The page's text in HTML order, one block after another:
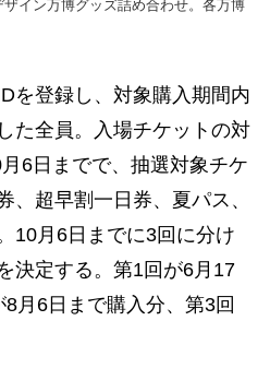
ザイン万博グッズ詰め合わせ。各万博
を登録し、対象購入期間内
た全員。入場チケットの対
6日までで、抽選対象チケ
、超早割一日券、夏パス、
10月6日までに3回に分け
決定する。第1回が6月17
月6日まで購入分、第3回